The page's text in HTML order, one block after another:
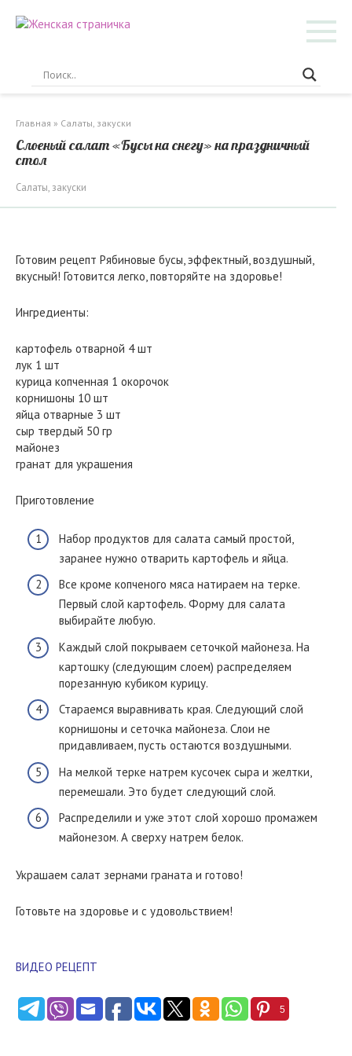
Главная » Салаты, закуски
Слоеный салат «Бусы на снегу» на праздничный
стол
Салаты, закуски
Готовим рецепт Рябиновые бусы, эффектный, воздушный,
вкусный! Готовится легко, повторяйте на здоровье!
Ингредиенты:
картофель отварной 4 шт
лук 1 шт
курица копченная 1 окорочок
корнишоны 10 шт
яйца отварные 3 шт
сыр твердый 50 гр
майонез
гранат для украшения
Приготовление
Набор продуктов для салата самый простой,
заранее нужно отварить картофель и яйца.
Все кроме копченого мяса натираем на терке.
Первый слой картофель. Форму для салата
выбирайте любую.
Каждый слой покрываем сеточкой майонеза. На
картошку (следующим слоем) распределяем
порезанную кубиком курицу.
Стараемся выравнивать края. Следующий слой
корнишоны и сеточка майонеза. Слои не
придавливаем, пусть остаются воздушными.
На мелкой терке натрем кусочек сыра и желтки,
перемешали. Это будет следующий слой.
Распределили и уже этот слой хорошо промажем
майонезом. А сверху натрем белок.
Украшаем салат зернами граната и готово!
Готовьте на здоровье и с удовольствием!
ВИДЕО РЕЦЕПТ
5